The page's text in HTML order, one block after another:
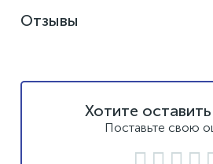
Отзывы
Хотите
Поставьте свою